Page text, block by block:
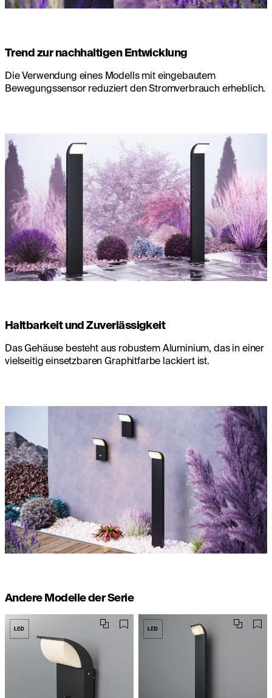
Trend zur nachhaltigen Entwicklung
Die Verwendung eines Modells mit eingebautem
Bewegungssensor reduziert den Stromverbrauch erheblich.
Haltbarkeit und Zuverlässigkeit
Das Gehäuse besteht aus robustem Aluminium, das in einer
vielseitig einsetzbaren Graphitfarbe lackiert ist.
Andere Modelle der Serie